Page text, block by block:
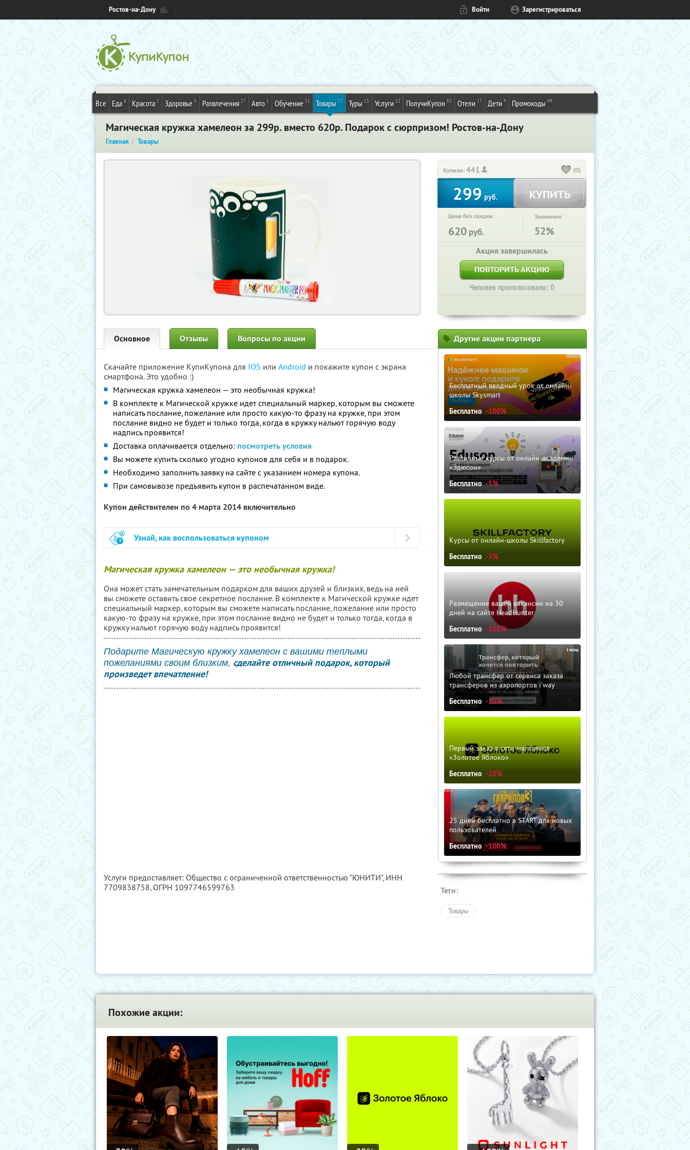
Ростов-на-Дону Войти Зарегистрироваться
Все Еда 6 Красота 2 Здоровье 5 Развлечения 27 Авто 1 Обучение 31 Товары 27 Туры 13 Услуги 12 ПолучиКупон 85 Отели 17 Дети 9 Промокоды 49
Магическая кружка хамелеон за 299р. вместо 620р. Подарок с сюрпризом! Ростов-на-Дону
Главная Товары
Купили:441 (0)
299 руб. КУПИТЬ
Цена без скидки:
620 руб.
Экономия:
52%
Акция завершилась
ПОВТОРИТЬ АКЦИЮ
Человек проголосовало: 0
Основное Отзывы Вопросы по акции
Скачайте приложение КупиКупона для IOS или Android и покажите купон с экрана
смартфона. Это удобно :)
Магическая кружка хамелеон — это необычная кружка!
В комплекте к Магической кружке идет специальный маркер, которым вы сможете
написать послание, пожелание или просто какую-то фразу на кружке, при этом
послание видно не будет и только тогда, когда в кружку нальют горячую воду
надпись проявится!
Доставка оплачивается отдельно: посмотреть условия
Вы можете купить сколько угодно купонов для себя и в подарок.
Необходимо заполнить заявку на сайте с указанием номера купона.
При самовывозе предъявить купон в распечатанном виде.
Купон действителен по 4 марта 2014 включительно
Узнай, как воспользоваться купоном
Магическая кружка хамелеон — это необычная кружка!
Она может стать замечательным подарком для ваших друзей и близких, ведь на ней
вы сможете оставить свое секретное послание. В комплекте к Магической кружке идет
специальный маркер, которым вы сможете написать послание, пожелание или просто
какую-то фразу на кружке, при этом послание видно не будет и только тогда, когда в
кружку нальют горячую воду надпись проявится!
Подарите Магическую кружку хамелеон с вашими теплыми
пожеланиями своим близким, сделайте отличный подарок, который
произведет впечатление!
Услуги предоставляет: Общество с ограниченной ответственностью "ЮНИТИ", ИНН
7709838758, ОГРН 1097746599763
Другие акции партнера
Бесплатный вводный урок от онлайн-
школы Skysmart
Бесплатно -100%
Различные курсы от онлайн-академии
«Эдюсон»
Бесплатно -5%
Курсы от онлайн-школы Skillfactory
Бесплатно -5%
Размещение вашей вакансии на 30
дней на сайте HeadHunter
Бесплатно -100%
Любой трансфер от сервиса заказа
трансферов из аэропортов i'way
Бесплатно -10%
Первый заказ в сети магазинов
«Золотое Яблоко»
Бесплатно -20%
25 дней бесплатно в START для новых
пользователей
Бесплатно -100%
Теги:
Товары
Похожие акции: